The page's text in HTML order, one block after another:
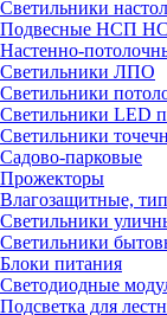
Светильники
Подвесные НСП
Настенно-
Светильники ЛПО
Светильники
Светильники LED
Светильники
Садово-парковые
Прожекторы
Влагозащитные,
Светильники
Светильники
Блоки питания
Светодиодные
Подсветка для